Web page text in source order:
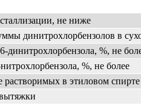
не ниже
динитрохлорбензолов в
динитрохлорбензола, %, не
%, не более
растворимых в этиловом